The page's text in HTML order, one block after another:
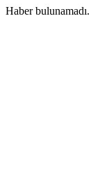
Haber bulunamadı.